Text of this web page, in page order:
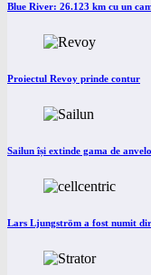
Blue River: 26.123 km cu un
Proiectul Revoy prinde contur
Sailun își extinde gama de
Lars Ljungström a fost numit